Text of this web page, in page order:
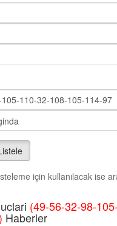
için kullanılacak ise
(49-56-32-98-
Haberler